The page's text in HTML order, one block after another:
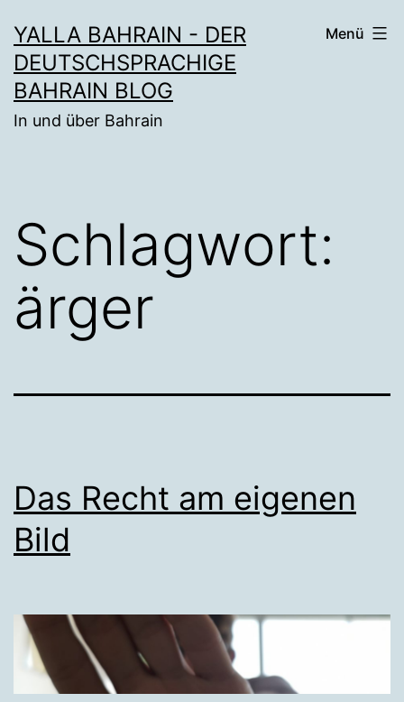
Inhalt
springen
YALLA BAHRAIN - DER
DEUTSCHSPRACHIGE
BAHRAIN BLOG
In und über Bahrain
Menü
Schlagwort:
ärger
Das Recht am eigenen
Bild